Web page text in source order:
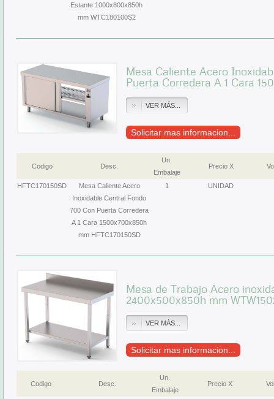
Estante 1000x800x850h
mm WTC180100S2
Mesa Caliente Acero
Puerta Corredera A 1 Cara
VER MÁS...
Solicitar mas informacion...
Codigo Desc.
Un.
Embalaje
Precio X
HFTC170150SD
Mesa Caliente Acero
Inoxidable Central Fondo
700 Con Puerta Corredera
A 1 Cara 1500x700x850h
mm HFTC170150SD
1 UNIDAD
Mesa de Trabajo Acero
2400x500x850h mm
VER MÁS...
Solicitar mas informacion...
Codigo Desc.
Un.
Embalaje
Precio X